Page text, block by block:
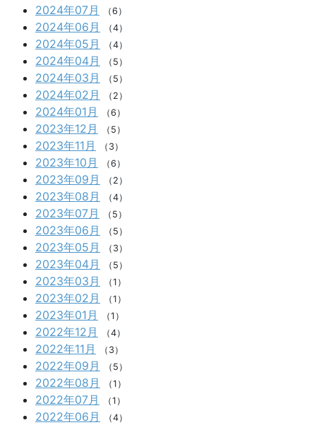
2024年07月
（6）
2024年06月 （4）
2024年05月 （4）
2024年04月 （5）
2024年03月 （5）
2024年02月 （2）
2024年01月 （6）
2023年12月 （5）
2023年11月 （3）
2023年10月 （6）
2023年09月 （2）
2023年08月 （4）
2023年07月 （5）
2023年06月 （5）
2023年05月 （3）
2023年04月 （5）
2023年03月 （1）
2023年02月 （1）
2023年01月 （1）
2022年12月 （4）
2022年11月 （3）
2022年09月 （5）
2022年08月 （1）
2022年07月 （1）
2022年06月 （4）